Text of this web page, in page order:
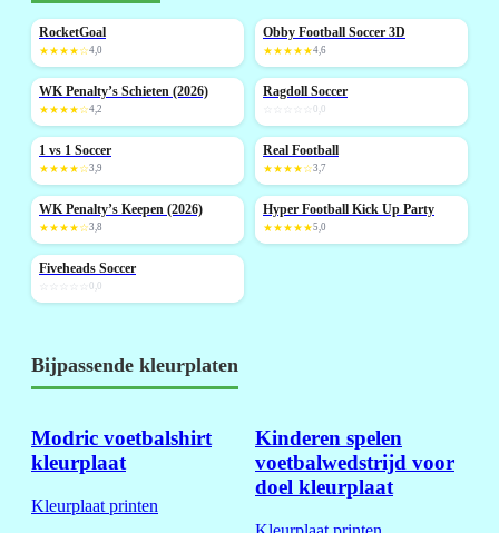
NIEUW
RocketGoal
★★★★☆4,0
NIEUW
Obby Football Soccer 3D
★★★★★4,6
NIEUW
WK Penalty’s Schieten (2026)
★★★★☆4,2
NIEUW
Ragdoll Soccer
0,0
NIEUW
1 vs 1 Soccer
★★★★☆3,9
NIEUW
Real Football
★★★★☆3,7
NIEUW
WK Penalty’s Keepen (2026)
★★★★☆3,8
NIEUW
Hyper Football Kick Up Party
★★★★★5,0
NIEUW
Fiveheads Soccer
0,0
Bijpassende kleurplaten
Modric voetbalshirt
kleurplaat
Kleurplaat printen
Kinderen spelen
voetbalwedstrijd voor
doel kleurplaat